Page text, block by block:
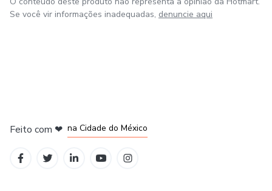
Se você vir informações inadequadas, denuncie aqui
Feito com ❤ na Cidade do México